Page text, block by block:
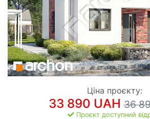
Ціна проєкту:
33 890 UAH 36
Проєкт доступний